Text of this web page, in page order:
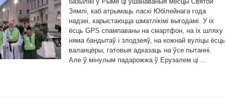
Зямлі, каб атрымаць ласкі Юбілейнага года
надзеі, карыстаюцца шматлікімі выгодамі. У іх
ёсць GPS спампаваны на смартфон, на іх шляху
няма бандытаў і злодзеяў, на кожнай вуліцы ёсць
валанцёры, гатовыя адказаць на ўсе пытанні.
Але ў мінулым падарожжа ў Ерузалем ці ...